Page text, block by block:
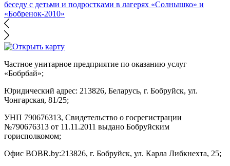
беседу с детьми и подростками в лагерях «Солнышко» и
«Бобренок-2010»
Частное унитарное предприятие по оказанию услуг
«Бобрбай»;
Юридический адрес: 213826, Беларусь, г. Бобруйск, ул.
Чонгарская, 81/25;
УНП 790676313, Свидетельство о госрегистрации
№790676313 от 11.11.2011 выдано Бобруйским
горисполкомом;
Офис BOBR.by:213826, г. Бобруйск, ул. Карла Либкнехта, 25;